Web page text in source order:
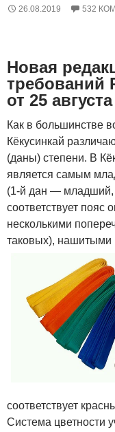
26.08.2019 532
Новая
требований
от 25
Как в большинстве
Кёкусинкай
(даны) степени. В
является самым
(1-й дан — младший,
соответствует пояс
несколькими
таковых), нашитыми
соответствует
Система цветности